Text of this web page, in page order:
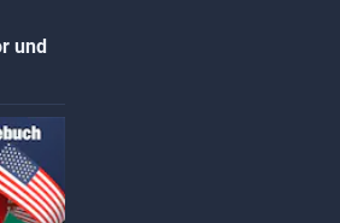
und